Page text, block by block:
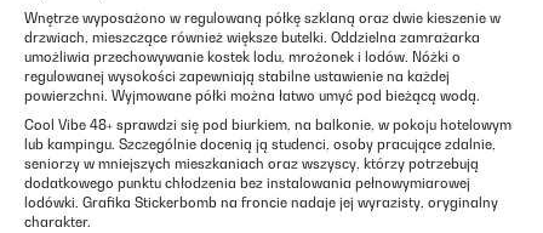
Wnętrze wyposażono w regulowaną półkę szklaną oraz dwie kieszenie w
drzwiach, mieszczące również większe butelki. Oddzielna zamrażarka
umożliwia przechowywanie kostek lodu, mrożonek i lodów. Nóżki o
regulowanej wysokości zapewniają stabilne ustawienie na każdej
powierzchni. Wyjmowane półki można łatwo umyć pod bieżącą wodą.
Cool Vibe 48+ sprawdzi się pod biurkiem, na balkonie, w pokoju hotelowym
lub kampingu. Szczególnie docenią ją studenci, osoby pracujące zdalnie,
seniorzy w mniejszych mieszkaniach oraz wszyscy, którzy potrzebują
dodatkowego punktu chłodzenia bez instalowania pełnowymiarowej
lodówki. Grafika Stickerbomb na froncie nadaje jej wyrazisty, oryginalny
charakter.